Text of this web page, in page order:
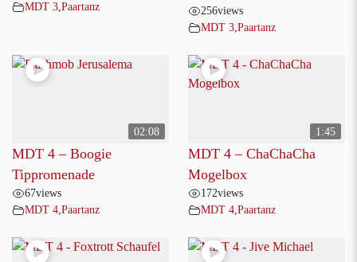
MDT 3,Paartanz 256views
MDT 3,Paartanz
02:08
MDT 4 – Boogie
Tippromenade
67views
MDT 4 Paartanz
1:45
MDT 4 – ChaChaCha
Mogelbox
172views
MDT 4 Paartanz